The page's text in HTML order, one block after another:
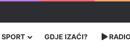
BiH i Balkana
SPORT GDJE IZAĆI?